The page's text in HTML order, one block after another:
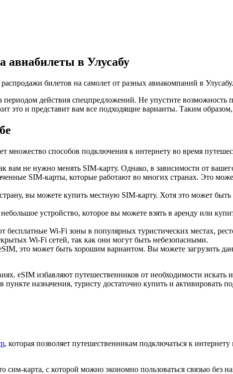
авиабилеты в Улусабу
билетов на самолет от разных авиакомпаний в Улусабу.
действия спецпредложений. Не упустите
это и представит вам все подходящие варианты. Таким
множество способов подключения к интернету во время
вам не нужно менять SIM-карту. Однако, в зависимости от
SIM-карты, которые работают во многих странах. Это
вы можете купить местную SIM-карту. Хотя это может быть
устройство, которое вы можете взять в аренду или
Wi-Fi зоны в популярных туристических местах,
Wi-Fi сетей, так как они могут быть небезопасными.
это может быть хорошим вариантом. Вы можете загрузить
eSIM избавляют путешественников от необходимости
назначения, туристу достаточно купить и активировать
, которая позволяет путешественникам подключаться к
карта, с которой можно экономно пользоваться связью без